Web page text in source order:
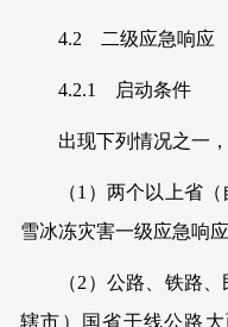
4.2 二级应急响应
4.2.1 启动条件
出现下列情况之一
（1）两个以上省
雪冰冻灾害一级应急响应
（2）公路、铁路
辖市）国省干线公路